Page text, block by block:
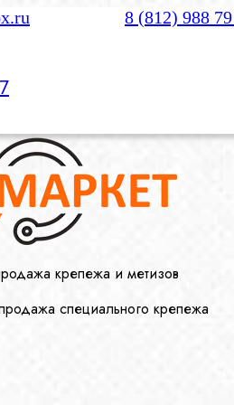
8 (812) 988
крепежа и метизов
специального крепежа